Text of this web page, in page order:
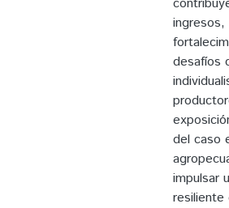
desafíos
del caso
impulsar
resiliente